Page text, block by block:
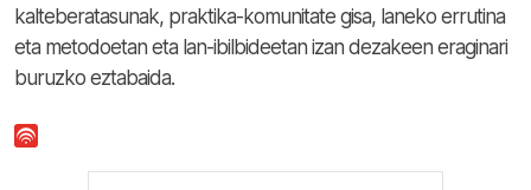
kalteberatasunak, praktika-komunitate gisa, laneko errutina
eta metodoetan eta lan-ibilbideetan izan dezakeen eraginari
buruzko eztabaida.